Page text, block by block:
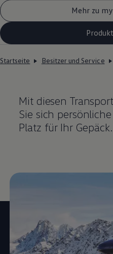
Mehr zu
Startseite Besitzer und Service
Mit diesen
Sie sich
Platz für Ihr